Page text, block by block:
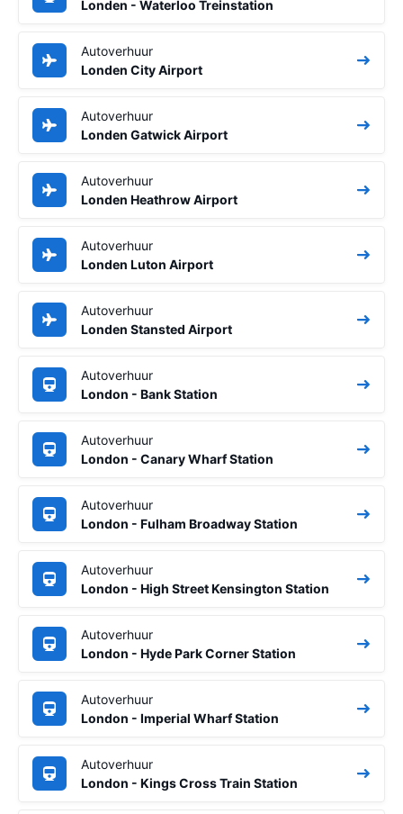
Londen - Waterloo Treinstation
Autoverhuur
Londen City Airport
Autoverhuur
Londen Gatwick Airport
Autoverhuur
Londen Heathrow Airport
Autoverhuur
Londen Luton Airport
Autoverhuur
Londen Stansted Airport
Autoverhuur
London - Bank Station
Autoverhuur
London - Canary Wharf Station
Autoverhuur
London - Fulham Broadway Station
Autoverhuur
London - High Street Kensington Station
Autoverhuur
London - Hyde Park Corner Station
Autoverhuur
London - Imperial Wharf Station
Autoverhuur
London - Kings Cross Train Station